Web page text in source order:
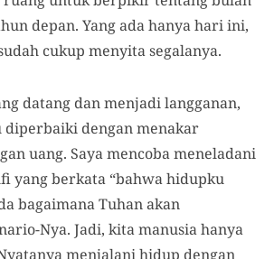
depan. Yang ada hanya hari ini,
cukup menyita segalanya.
datang dan menjadi langganan,
dengan menakar
uang. Saya mencoba meneladani
yang berkata “bahwa hidupku
bagaimana Tuhan akan
Nya. Jadi, kita manusia hanya
menjalani hidup dengan